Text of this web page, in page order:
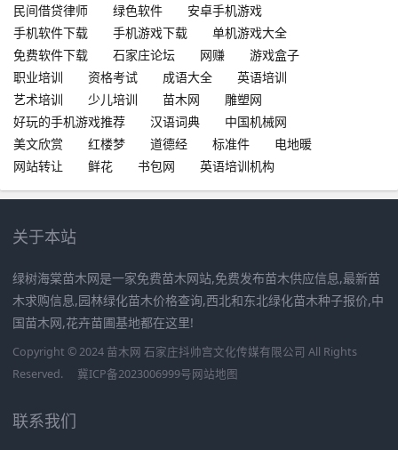
民间借贷律师
绿色软件
安卓手机游戏
手机软件下载
手机游戏下载
单机游戏大全
免费软件下载
石家庄论坛 网赚
游戏盒子
职业培训
资格考试 成语大全
英语培训
艺术培训
少儿培训 苗木网
雕塑网
好玩的手机游戏推荐
汉语词典
中国机械网
美文欣赏
红楼梦 道德经 标准件
电地暖
网站转让
鲜花 书包网 英语培训机构
关于本站
绿树海棠苗木网是一家免费苗木网站,免费发布苗木供应信息,最新苗
木求购信息,园林绿化苗木价格查询,西北和东北绿化苗木种子报价,中
国苗木网,花卉苗圃基地都在这里!
Copyright © 2024 苗木网 石家庄抖帅宫文化传媒有限公司 All Rights
Reserved.
冀ICP备2023006999号网站地图
联系我们